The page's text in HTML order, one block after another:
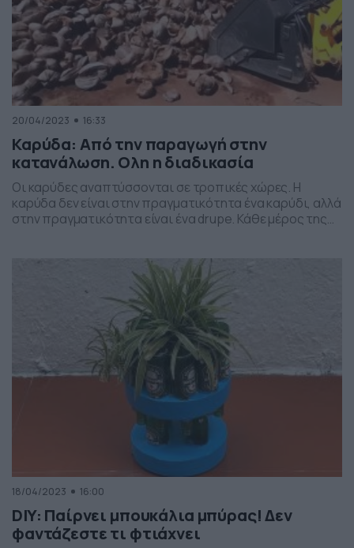
20/04/2023 16:33
Καρύδα: Από την παραγωγή στην
κατανάλωση. Ολη η διαδικασία
Οι καρύδες αναπτύσσονται σε τροπικές χώρες. Η
καρύδα δεν είναι στην πραγματικότητα ένα καρύδι, αλλά
στην πραγματικότητα είναι ένα drupe. Κάθε μέρος της
Προϊόντα από καρύδα, τα οποία μπορούν να
χρησιμοποιηθούν ως τρόφιμα, καύσιμα, καλλυντικά,
λαϊκές θεραπείες και δομικά υλικά, […]
18/04/2023 16:00
DIY: Παίρνει μπουκάλια μπύρας! Δεν
φαντάζεστε τι φτιάχνει